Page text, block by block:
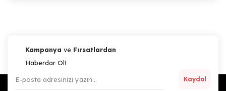
Kampanya ve Fırsatlardan
Haberdar Ol!
Kaydol